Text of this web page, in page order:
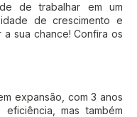
de trabalhar em um
de crescimento e
sua chance! Confira os
expansão, com 3 anos
mas também